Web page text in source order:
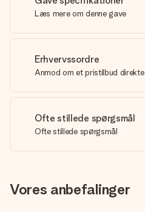
Læs mere om denne gave
Erhvervssordre
Anmod om et pristilbud direkte
Ofte stillede spørgsmål
Ofte stillede spørgsmål
Vores anbefalinger